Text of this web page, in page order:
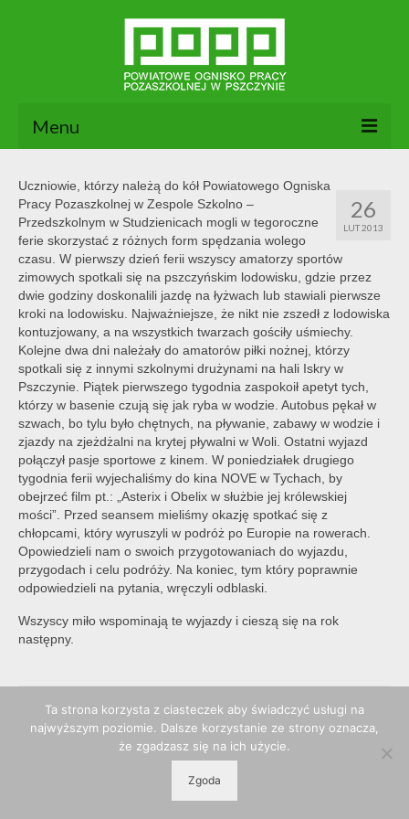
Menu
O nas
Dokumenty POPP
Zajęcia
Kontakt
BIP
26
LUT 2013
Uczniowie, którzy należą do kół Powiatowego Ogniska
Pracy Pozaszkolnej w Zespole Szkolno –
Przedszkolnym w Studzienicach mogli w tegoroczne
ferie skorzystać z różnych form spędzania wolego
czasu. W pierwszy dzień ferii wszyscy amatorzy sportów
zimowych spotkali się na pszczyńskim lodowisku, gdzie przez
dwie godziny doskonalili jazdę na łyżwach lub stawiali pierwsze
kroki na lodowisku. Najważniejsze, że nikt nie zszedł z lodowiska
kontuzjowany, a na wszystkich twarzach gościły uśmiechy.
Kolejne dwa dni należały do amatorów piłki nożnej, którzy
spotkali się z innymi szkolnymi drużynami na hali Iskry w
Pszczynie. Piątek pierwszego tygodnia zaspokoił apetyt tych,
którzy w basenie czują się jak ryba w wodzie. Autobus pękał w
szwach, bo tylu było chętnych, na pływanie, zabawy w wodzie i
zjazdy na zjeżdżalni na krytej pływalni w Woli. Ostatni wyjazd
połączył pasje sportowe z kinem. W poniedziałek drugiego
tygodnia ferii wyjechaliśmy do kina NOVE w Tychach, by
obejrzeć film pt.: „Asterix i Obelix w służbie jej królewskiej
mości”. Przed seansem mieliśmy okazję spotkać się z
chłopcami, który wyruszyli w podróż po Europie na rowerach.
Opowiedzieli nam o swoich przygotowaniach do wyjazdu,
przygodach i celu podróży. Na koniec, tym który poprawnie
odpowiedzieli na pytania, wręczyli odblaski.
Wszyscy miło wspominają te wyjazdy i cieszą się na rok
następny.
© 2026 POPP Pszczyna - WordPress Theme by
Ta strona korzysta z ciasteczek aby świadczyć usługi na
najwyższym poziomie. Dalsze korzystanie ze strony oznacza,
że zgadzasz się na ich użycie.
Zgoda